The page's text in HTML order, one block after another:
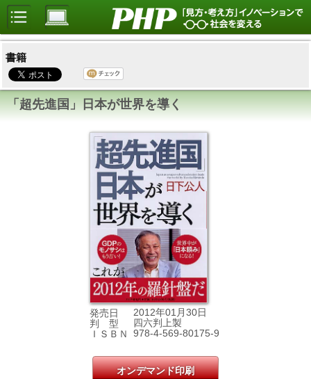
書籍
「超先進国」日本が世界を導く
発売日
2012年01月30日
判 型
四六判上製
ＩＳＢＮ
978-4-569-80175-9
オンデマンド印刷